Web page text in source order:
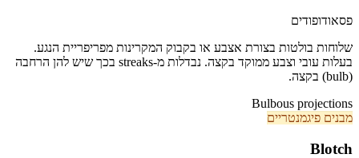
פסאודופודים
שלוחות בולטות בצורת אצבע או בקבוק המקרינות מפריפריית הנגע.
בעלות עובי וצבע ממוקד בקצה. נבדלות מ-streaks בכך שיש להן הרחבה
(bulb) בקצה.
Bulbous projections
מבנים פיגמנטריים
Blotch